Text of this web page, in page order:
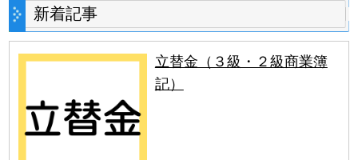
新着記事
立替金（３級・２級商業簿
記）